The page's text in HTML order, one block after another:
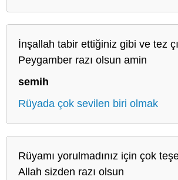
İnşallah tabir ettiğiniz gibi ve tez
Peygamber razı olsun amin
semih
Rüyada çok sevilen biri olmak
Rüyamı yorulmadınız için çok
Allah sizden razı olsun